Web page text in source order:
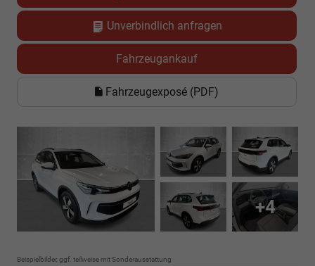
Unverbindlich anfragen
Fahrzeugankauf
Fahrzeugexposé (PDF)
+4
Beispielbilder, ggf. teilweise mit Sonderausstattung